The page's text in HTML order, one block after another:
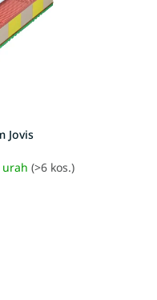
Jovis
urah (>6 kos.)